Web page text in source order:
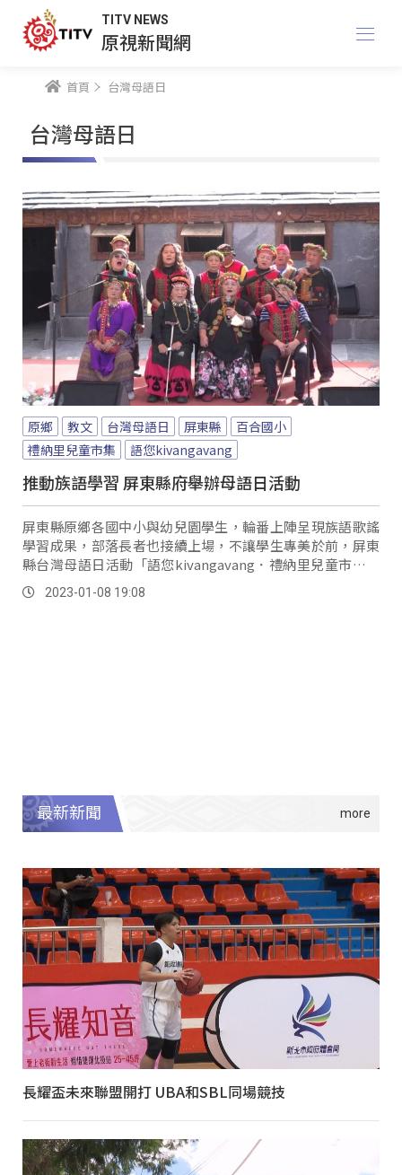
TITV NEWS
原視新聞網
首頁 台灣母語日
台灣母語日
原鄉 教文 台灣母語日 屏東縣
百合國小
禮納里兒童市集
語您kivangavang
推動族語學習 屏東縣府舉辦母語日活動
屏東縣原鄉各國中小與幼兒園學生，輪番上陣呈現族語歌謠
學習成果，部落長者也接續上場，不讓學生專美於前，屏東
縣台灣母語日活動「語您kivangavang．禮納里兒童市集」
在長榮百合國小熱鬧登場。
2023-01-08 19:08
最新新聞
長耀盃未來聯盟開打 UBA和SBL同場競技